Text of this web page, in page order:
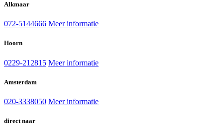
Alkmaar
072-5144666 Meer informatie
Hoorn
0229-212815 Meer informatie
Amsterdam
020-3338050 Meer informatie
direct naar